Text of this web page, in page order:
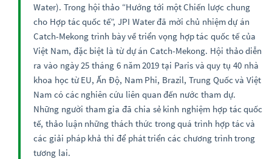
Water). Trong hội thảo “Hướng tới một Chiến lược chung
cho Hợp tác quốc tế”, JPI Water đã mời chủ nhiệm dự án
Catch-Mekong trình bày về triển vọng hợp tác quốc tế của
Việt Nam, đặc biệt là từ dự án Catch-Mekong. Hội thảo diễn
ra vào ngày 25 tháng 6 năm 2019 tại Paris và quy tụ 40 nhà
khoa học từ EU, Ấn Độ, Nam Phi, Brazil, Trung Quốc và Việt
Nam có các nghiên cứu liên quan đến nước tham dự.
Những người tham gia đã chia sẻ kinh nghiệm hợp tác quốc
tế, thảo luận những thách thức trong quá trình hợp tác và
các giải pháp khả thi để phát triển các chương trình trong
tương lai.